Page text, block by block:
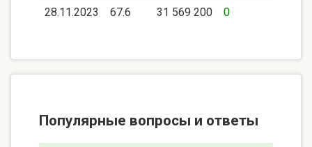
28.11.2023 67.6 31 569 200 0
Популярные вопросы и ответы